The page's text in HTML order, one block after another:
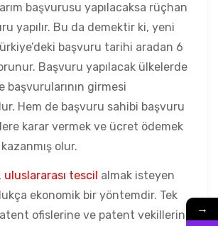
başvurusu yapılacaksa rüçhan
yapılır. Bu da demektir ki, yeni
başvuru tarihi aradan 6
Başvuru yapılacak ülkelerde
başvurularının girmesi
Hem de başvuru sahibi başvuru
karar vermek ve ücret ödemek
olur.
uluslararası tescil almak isteyen
ekonomik bir yöntemdir. Tek
ofislerine ve patent vekillerine
→